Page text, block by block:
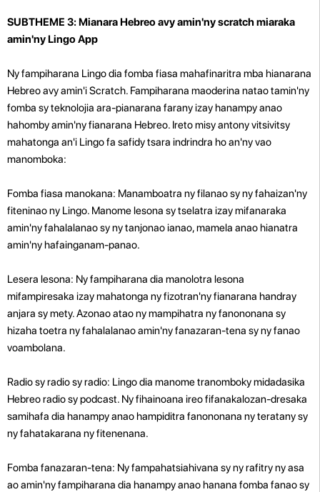
SUBTHEME 3: Mianara Hebreo avy amin'ny scratch miaraka
amin'ny Lingo App
Ny fampiharana Lingo dia fomba fiasa mahafinaritra mba hianarana
Hebreo avy amin'i Scratch. Fampiharana maoderina natao tamin'ny
fomba sy teknolojia ara-pianarana farany izay hanampy anao
hahomby amin'ny fianarana Hebreo. Ireto misy antony vitsivitsy
mahatonga an'i Lingo fa safidy tsara indrindra ho an'ny vao
manomboka:
Fomba fiasa manokana: Manamboatra ny filanao sy ny fahaizan'ny
fiteninao ny Lingo. Manome lesona sy tselatra izay mifanaraka
amin'ny fahalalanao sy ny tanjonao ianao, mamela anao hianatra
amin'ny hafainganam-panao.
Lesera lesona: Ny fampiharana dia manolotra lesona
mifampiresaka izay mahatonga ny fizotran'ny fianarana handray
anjara sy mety. Azonao atao ny mampihatra ny fanononana sy
hizaha toetra ny fahalalanao amin'ny fanazaran-tena sy ny fanao
voambolana.
Radio sy radio sy radio: Lingo dia manome tranomboky midadasika
Hebreo radio sy podcast. Ny fihainoana ireo fifanakalozan-dresaka
samihafa dia hanampy anao hampiditra fanononana ny teratany sy
ny fahatakarana ny fitenenana.
Fomba fanazaran-tena: Ny fampahatsiahivana sy ny rafitry ny asa
ao amin'ny fampiharana dia hanampy anao hanana fomba fanao sy